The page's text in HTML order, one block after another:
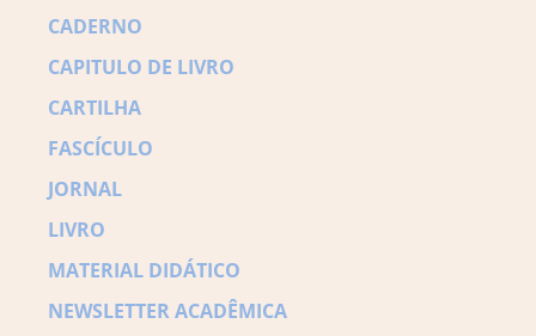
CADERNO
CAPITULO DE LIVRO
CARTILHA
FASCÍCULO
JORNAL
LIVRO
MATERIAL DIDÁTICO
NEWSLETTER ACADÊMICA